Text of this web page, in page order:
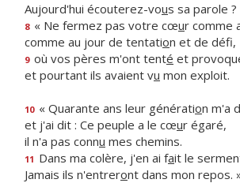
Aujourd'hui écouterez-vous sa parole ?
8 « Ne fermez pas votre cœur comme
comme au jour de tentation et de défi,
9 où vos pères m'ont tenté et
et pourtant ils avaient vu mon exploit.
10 « Quarante ans leur génération m'a
et j'ai dit : Ce peuple a le cœur égaré,
il n'a pas connu mes chemins.
11 Dans ma colère, j'en ai fait le
Jamais ils n'entreront dans mon repos.